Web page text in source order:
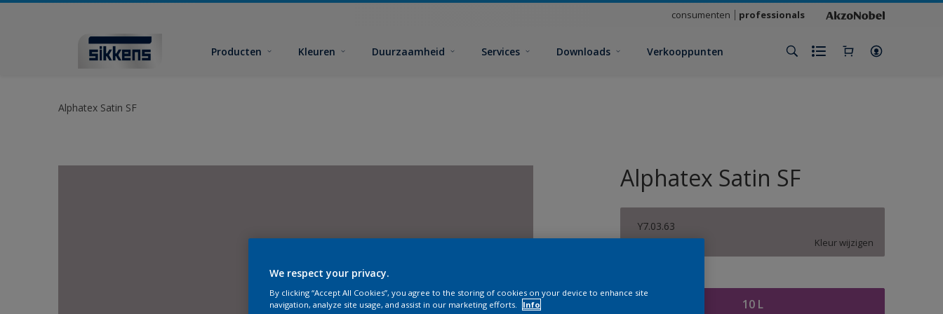
consumenten professionals
Producten Kleuren Duurzaamheid Services Downloads Verkooppunten
Alphatex Satin SF
Alphatex Satin SF
Y7.03.63
Kleur wijzigen
10 L
We respect your privacy.
By clicking “Accept All Cookies”, you agree to the storing of cookies on your device to enhance site
navigation, analyze site usage, and assist in our marketing efforts.
Info